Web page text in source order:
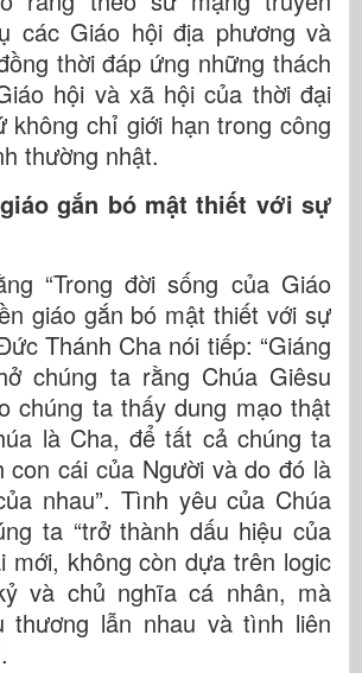
các Giáo hội địa phương và
thời đáp ứng những thách
hội và xã hội của thời đại
không chỉ giới hạn trong công
thường nhật.
gắn bó mật thiết với sự
“Trong đời sống của Giáo
giáo gắn bó mật thiết với sự
Thánh Cha nói tiếp: “Giáng
chúng ta rằng Chúa Giêsu
chúng ta thấy dung mạo thật
là Cha, để tất cả chúng ta
con cái của Người và do đó là
nhau”. Tình yêu của Chúa
ta “trở thành dấu hiệu của
mới, không còn dựa trên logic
và chủ nghĩa cá nhân, mà
thương lẫn nhau và tình liên